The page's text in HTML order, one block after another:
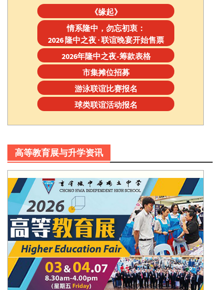
《缘起》
情系隆中，勿忘初衷：
2026 隆中之夜 · 联谊晚宴开始售票
2026年隆中之夜-筹款表格
市集摊位招募
游泳联谊比赛报名
球类联谊活动报名
高等教育展与升学资讯